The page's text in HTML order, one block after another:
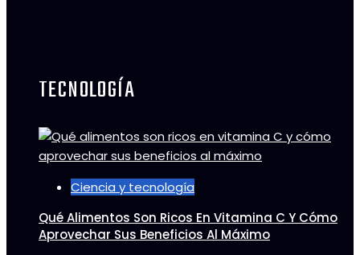
TECNOLOGÍA
Ciencia y tecnología
Qué Alimentos Son Ricos En Vitamina C Y Cómo
Aprovechar Sus Beneficios Al Máximo